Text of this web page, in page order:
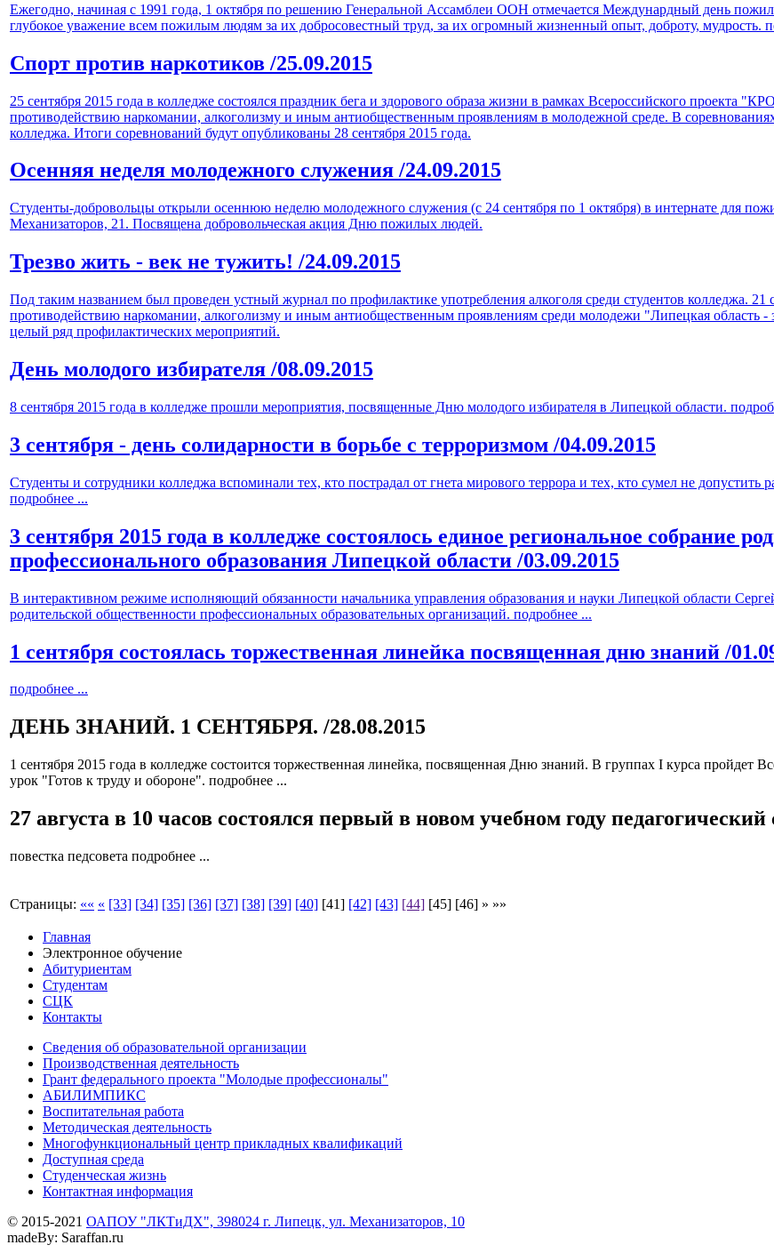
Ежегодно, начиная с 1991 года, 1 октября по решению Генеральной Ассамблеи ООН отмечается Междунардный день
глубокое уважение всем пожилым людям за их добросовестный труд, за их огромный жизненный опыт, доброту, мудрость.
Спорт против наркотиков /25.09.2015
25 сентября 2015 года в колледже состоялся праздник бега и здорового образа жизни в рамках Всероссийского
противодействию наркомании, алкоголизму и иным антиобщественным проявлениям в молодежной среде. В
колледжа. Итоги соревнований будут опубликованы 28 сентября 2015 года.
Осенняя неделя молодежного служения /24.09.2015
Студенты-добровольцы открыли осеннюю неделю молодежного служения (с 24 сентября по 1 октября) в интернате для
Механизаторов, 21. Посвящена добровольческая акция Дню пожилых людей.
Трезво жить - век не тужить! /24.09.2015
Под таким названием был проведен устный журнал по профилактике употребления алкоголя среди студентов колледжа. 21
противодействию наркомании, алкоголизму и иным антиобщественным проявлениям среди молодежи "Липецкая область
целый ряд профилактических мероприятий.
День молодого избирателя /08.09.2015
8 сентября 2015 года в колледже прошли мероприятия, посвященные Дню молодого избирателя в Липецкой области.
3 сентября - день солидарности в борьбе с терроризмом /04.09.2015
Студенты и сотрудники колледжа вспоминали тех, кто пострадал от гнета мирового террора и тех, кто сумел не
подробнее ...
3 сентября 2015 года в колледже состоялось единое региональное собрание
профессионального образования Липецкой области /03.09.2015
В интерактивном режиме исполняющий обязанности начальника управления образования и науки Липецкой области
родительской общественности профессиональных образовательных организаций. подробнее ...
1 сентября состоялась торжественная линейка посвященная дню знаний /
подробнее ...
ДЕНЬ ЗНАНИЙ. 1 СЕНТЯБРЯ. /28.08.2015
1 сентября 2015 года в колледже состоится торжественная линейка, посвященная Дню знаний. В группах I курса
урок "Готов к труду и обороне". подробнее ...
27 августа в 10 часов состоялся первый в новом учебном году педагогический
повестка педсовета подробнее ...
Страницы: «« « [33] [34] [35] [36] [37] [38] [39] [40] [41] [42] [43] [44] [45] [46] » »»
Главная
Электронное обучение
Абитуриентам
Студентам
СЦК
Контакты
Сведения об образовательной организации
Производственная деятельность
Грант федерального проекта "Молодые профессионалы"
АБИЛИМПИКС
Воспитательная работа
Методическая деятельность
Многофункциональный центр прикладных квалификаций
Доступная среда
Студенческая жизнь
Контактная информация
© 2015-2021 ОАПОУ "ЛКТиДХ", 398024 г. Липецк, ул. Механизаторов, 10
madeBy: Saraffan.ru